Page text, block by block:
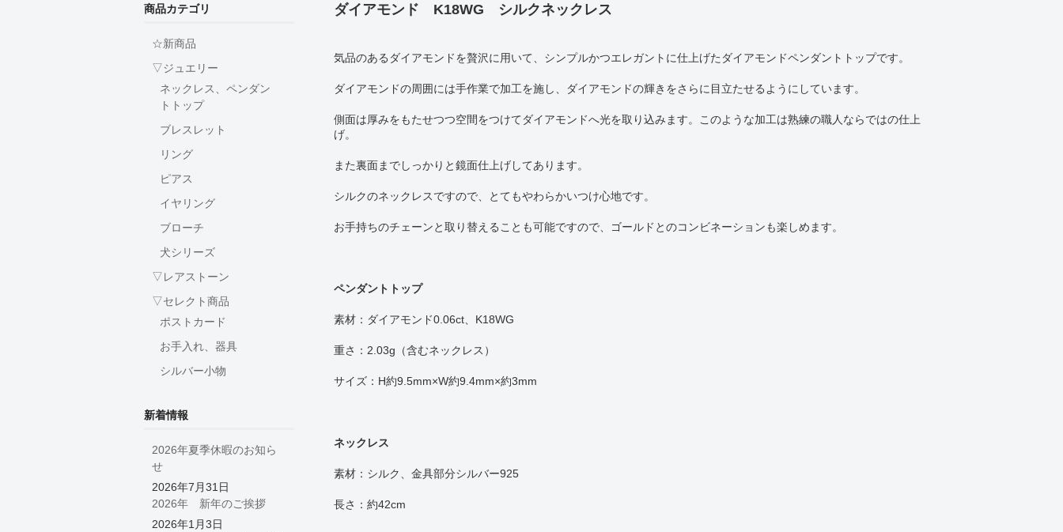
ダイアモンド K18WG シルクネックレス
気品のあるダイアモンドを贅沢に用いて、シンプルかつエレガントに仕上げたダイアモンドペンダントトップです。
ダイアモンドの周囲には手作業で加工を施し、ダイアモンドの輝きをさらに目立たせるようにしています。
側面は厚みをもたせつつ空間をつけてダイアモンドへ光を取り込みます。このような加工は熟練の職人ならではの仕上
げ。
また裏面までしっかりと鏡面仕上げしてあります。
シルクのネックレスですので、とてもやわらかいつけ心地です。
お手持ちのチェーンと取り替えることも可能ですので、ゴールドとのコンビネーションも楽しめます。
ペンダントトップ
素材：ダイアモンド0.06ct、K18WG
重さ：2.03g（含むネックレス）
サイズ：H約9.5mm×W約9.4mm×約3mm
ネックレス
素材：シルク、金具部分シルバー925
長さ：約42cm
商品カテゴリ
☆新商品
▽ジュエリー
ネックレス、ペンダン
トトップ
ブレスレット
リング
ピアス
イヤリング
ブローチ
犬シリーズ
▽レアストーン
▽セレクト商品
ポストカード
お手入れ、器具
シルバー小物
新着情報
2026年夏季休暇のお知ら
せ
2026年7月31日
2026年 新年のご挨拶
2026年1月3日